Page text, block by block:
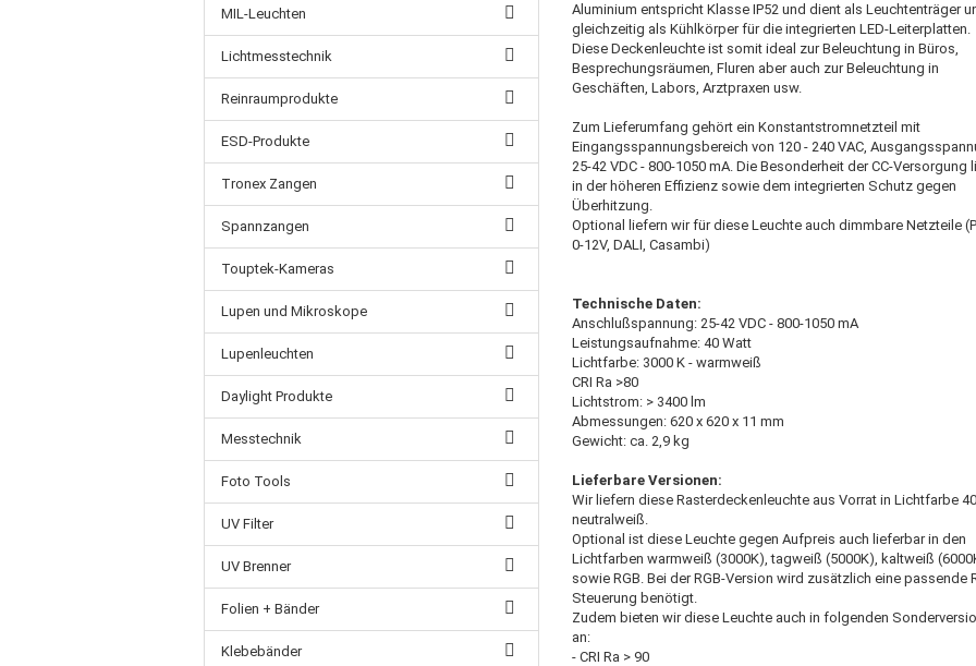
Aluminium entspricht Klasse IP52 und dient als Leuchtenträger
gleichzeitig als Kühlkörper für die integrierten LED-Leiterplatten.
Diese Deckenleuchte ist somit ideal zur Beleuchtung in Büros,
Besprechungsräumen, Fluren aber auch zur Beleuchtung in
Geschäften, Labors, Arztpraxen usw.
Zum Lieferumfang gehört ein Konstantstromnetzteil mit
Eingangsspannungsbereich von 120 - 240 VAC,
25-42 VDC - 800-1050 mA. Die Besonderheit der CC-Versorgung
in der höheren Effizienz sowie dem integrierten Schutz gegen
Überhitzung.
Optional liefern wir für diese Leuchte auch dimmbare Netzteile
0-12V, DALI, Casambi)
Technische Daten:
Anschlußspannung: 25-42 VDC - 800-1050 mA
Leistungsaufnahme: 40 Watt
Lichtfarbe: 3000 K - warmweiß
CRI Ra >80
Lichtstrom: > 3400 lm
Abmessungen: 620 x 620 x 11 mm
Gewicht: ca. 2,9 kg
Lieferbare Versionen:
Wir liefern diese Rasterdeckenleuchte aus Vorrat in Lichtfarbe
neutralweiß.
Optional ist diese Leuchte gegen Aufpreis auch lieferbar in den
Lichtfarben warmweiß (3000K), tagweiß (5000K), kaltweiß
sowie RGB. Bei der RGB-Version wird zusätzlich eine passende
Steuerung benötigt.
Zudem bieten wir diese Leuchte auch in folgenden
an:
- CRI Ra > 90
MIL-Leuchten
Lichtmesstechnik
Reinraumprodukte
ESD-Produkte
Tronex Zangen
Spannzangen
Touptek-Kameras
Lupen und Mikroskope
Lupenleuchten
Daylight Produkte
Messtechnik
Foto Tools
UV Filter
UV Brenner
Folien + Bänder
Klebebänder